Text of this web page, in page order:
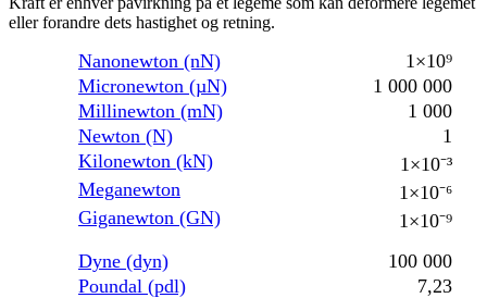
eller forandre dets hastighet og retning.
Nanonewton (nN)
1×10⁹
Micronewton (µN)
1 000 000
Millinewton (mN)
1 000
Newton (N)
1
Kilonewton (kN)
1×10⁻³
Meganewton
1×10⁻⁶
Giganewton (GN)
1×10⁻⁹
Dyne (dyn)
100 000
Poundal (pdl)
7,23